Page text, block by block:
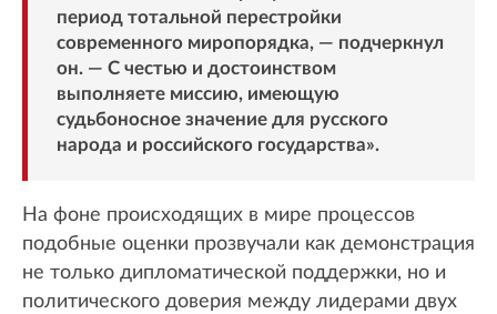
период тотальной перестройки
современного миропорядка, — подчеркнул
он. — С честью и достоинством
выполняете миссию, имеющую
судьбоносное значение для русского
народа и российского государства».
На фоне происходящих в мире процессов
подобные оценки прозвучали как демонстрация
не только дипломатической поддержки, но и
политического доверия между лидерами двух